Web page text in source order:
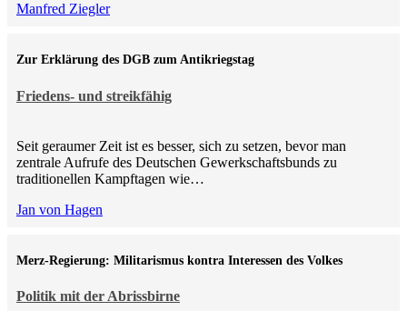
Manfred Ziegler
Friedens- und streikfähig
Zur Erklärung des DGB zum Antikriegstag
Seit geraumer Zeit ist es besser, sich zu setzen, bevor man
zentrale Aufrufe des Deutschen Gewerkschaftsbunds zu
traditionellen Kampftagen wie…
Jan von Hagen
Politik mit der Abrissbirne
Merz-Regierung: Militarismus kontra Inte­ressen des Volkes